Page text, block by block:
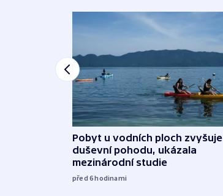
Pobyt u vodních ploch zvyšuje
duševní pohodu, ukázala
mezinárodní studie
před 6hodinami